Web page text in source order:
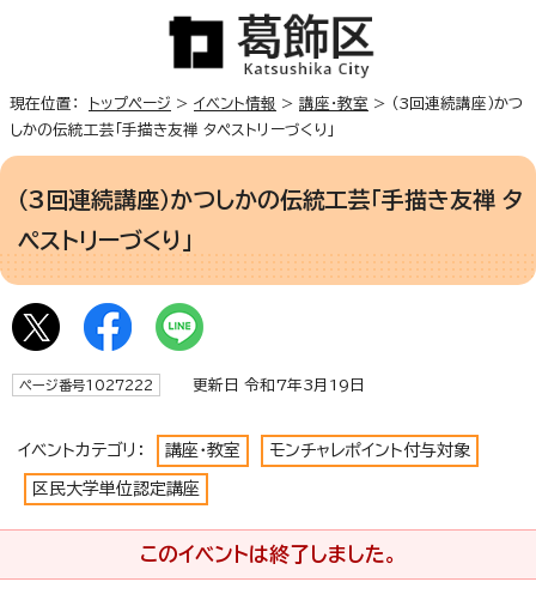
現在位置： トップページ > イベント情報 > 講座・教室 > （3回連続講座）かつ
しかの伝統工芸「手描き友禅 タペストリーづくり」
（3回連続講座）かつしかの伝統工芸「手描き友禅 タ
ペストリーづくり」
ページ番号1027222 更新日 令和7年3月19日
イベントカテゴリ： 講座・教室 モンチャレポイント付与対象
区民大学単位認定講座
このイベントは終了しました。